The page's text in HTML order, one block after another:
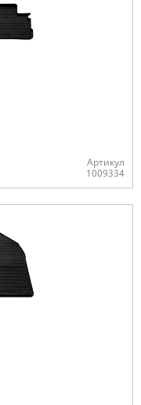
Артикул
1009334